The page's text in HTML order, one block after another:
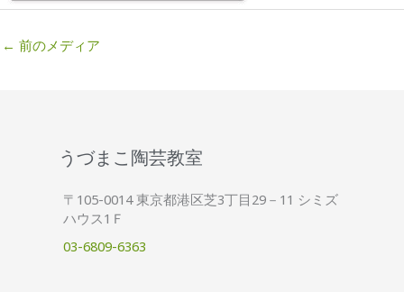
← 前のメディア
うづまこ陶芸教室
〒105-0014 東京都港区芝3丁目29－11 シミズ
ハウス1Ｆ
03-6809-6363